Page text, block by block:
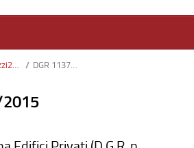
barluzzi2015 / DGR 1137 Bollettino.pdf
2015